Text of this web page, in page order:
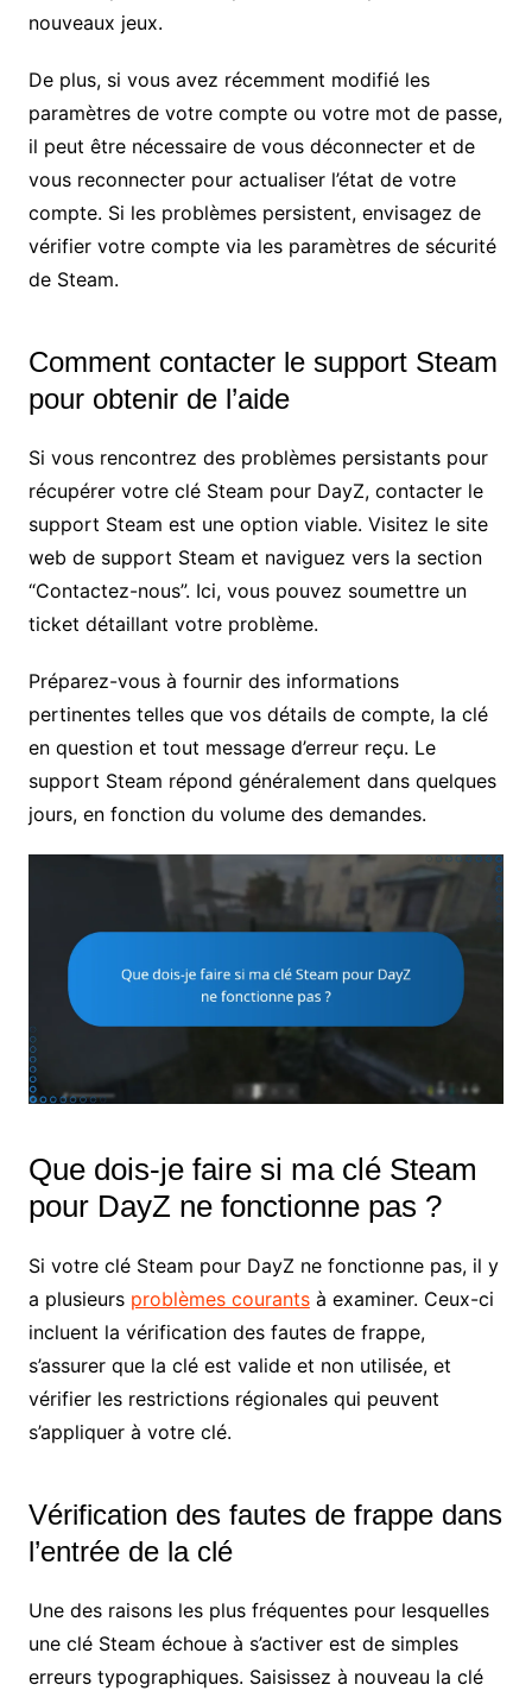
nouveaux jeux.
De plus, si vous avez récemment modifié les
paramètres de votre compte ou votre mot de passe,
il peut être nécessaire de vous déconnecter et de
vous reconnecter pour actualiser l’état de votre
compte. Si les problèmes persistent, envisagez de
vérifier votre compte via les paramètres de sécurité
de Steam.
Comment contacter le support Steam
pour obtenir de l’aide
Si vous rencontrez des problèmes persistants pour
récupérer votre clé Steam pour DayZ, contacter le
support Steam est une option viable. Visitez le site
web de support Steam et naviguez vers la section
“Contactez-nous”. Ici, vous pouvez soumettre un
ticket détaillant votre problème.
Préparez-vous à fournir des informations
pertinentes telles que vos détails de compte, la clé
en question et tout message d’erreur reçu. Le
support Steam répond généralement dans quelques
jours, en fonction du volume des demandes.
Que dois-je faire si ma clé Steam
pour DayZ ne fonctionne pas ?
Si votre clé Steam pour DayZ ne fonctionne pas, il y
a plusieurs problèmes courantsà examiner. Ceux-ci
incluent la vérification des fautes de frappe,
s’assurer que la clé est valide et non utilisée, et
vérifier les restrictions régionales qui peuvent
s’appliquer à votre clé.
Vérification des fautes de frappe dans
l’entrée de la clé
Une des raisons les plus fréquentes pour lesquelles
une clé Steam échoue à s’activer est de simples
erreurs typographiques. Saisissez à nouveau la clé